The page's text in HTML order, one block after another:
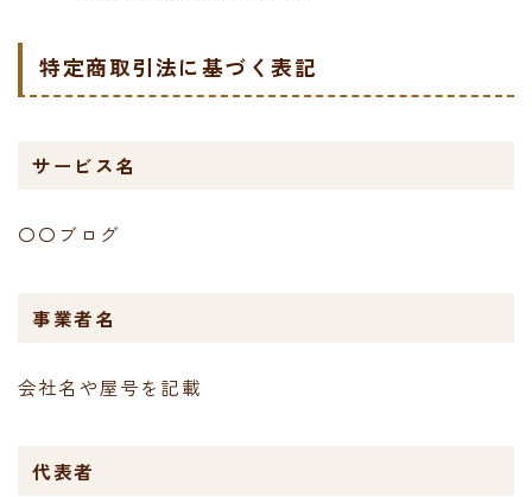
特定商取引法に基づく表記
サービス名
〇〇ブログ
事業者名
会社名や屋号を記載
代表者